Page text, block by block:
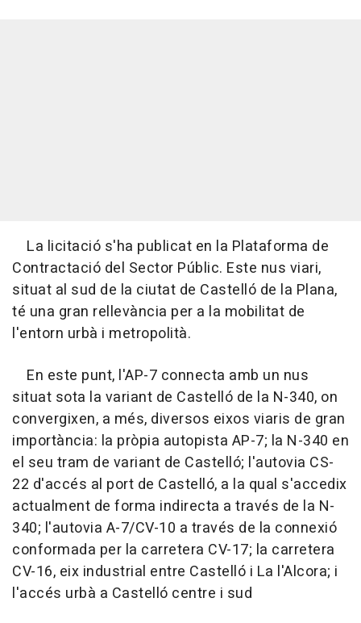
La licitació s'ha publicat en la Plataforma de
Contractació del Sector Públic. Este nus viari,
situat al sud de la ciutat de Castelló de la Plana,
té una gran rellevància per a la mobilitat de
l'entorn urbà i metropolità.
En este punt, l'AP-7 connecta amb un nus
situat sota la variant de Castelló de la N-340, on
convergixen, a més, diversos eixos viaris de gran
importància: la pròpia autopista AP-7; la N-340 en
el seu tram de variant de Castelló; l'autovia CS-
22 d'accés al port de Castelló, a la qual s'accedix
actualment de forma indirecta a través de la N-
340; l'autovia A-7/CV-10 a través de la connexió
conformada per la carretera CV-17; la carretera
CV-16, eix industrial entre Castelló i La l'Alcora; i
l'accés urbà a Castelló centre i sud